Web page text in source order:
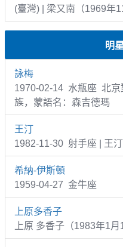
(臺灣) | 梁又南（1969年
明
詠梅
1970-02-14 水瓶座 北京
族，蒙語名：森吉德瑪
王汀
1982-11-30 射手座 | 王
希納-伊斯頓
1959-04-27 金牛座
上原多香子
上原 多香子（1983年1月